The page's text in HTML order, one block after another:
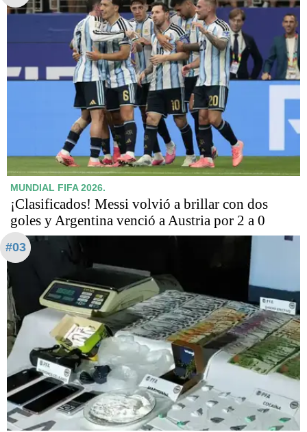
MUNDIAL FIFA 2026.
¡Clasificados! Messi volvió a brillar con dos
goles y Argentina venció a Austria por 2 a 0
#03